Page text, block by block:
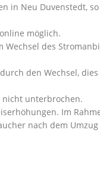
in Neu Duvenstedt, so
möglich.
des
den Wechsel, dies
nicht unterbrochen.
Im
nach dem